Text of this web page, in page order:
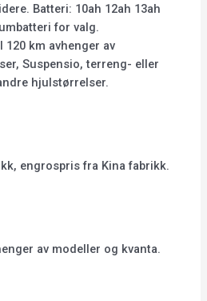
Batteri: 10ah 12ah 13ah
for valg.
km avhenger av
Suspensio, terreng- eller
hjulstørrelser.
engrospris fra Kina fabrikk.
av modeller og kvanta.